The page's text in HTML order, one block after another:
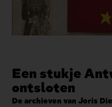
Een stukje
ontsloten
De archieven van Joris